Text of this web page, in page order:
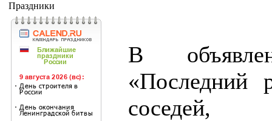
Праздники
В
«Последний
соседей,